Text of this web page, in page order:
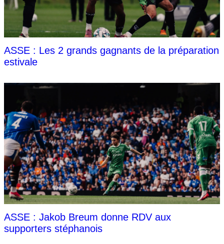
ASSE : Les 2 grands gagnants de la préparation
estivale
ASSE : Jakob Breum donne RDV aux
supporters stéphanois